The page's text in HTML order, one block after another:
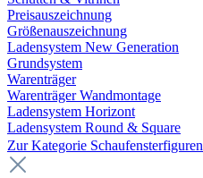
Preisauszeichnung
Größenauszeichnung
Ladensystem New Generation
Grundsystem
Warenträger
Warenträger Wandmontage
Ladensystem Horizont
Ladensystem Round & Square
Zur Kategorie Schaufenster­figuren